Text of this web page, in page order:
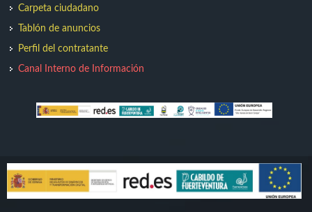
Carpeta ciudadano
Tablón de anuncios
Perfil del contratante
Canal Interno de Información